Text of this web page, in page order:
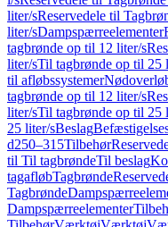
liter/sReservedele til
liter/sDampspærreelementer
tagbrønde op til 12 liter/s
liter/sTil tagbrønde op til 25
til afløbssystemer
tagbrønde op til 12 liter/s
liter/sTil tagbrønde op til 25
25 liter/sBeslag
d250–315Tilbehør
til Til tagbrøndeTil beslag
tagafløbTagbrønde
Tagbrønde
Dampspærreelementer